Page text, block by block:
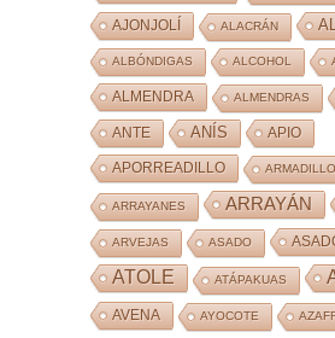
AJONJOLÍ ALACRÁN
ALBÓNDIGAS ALCOHOL
ALMENDRA ALMENDRAS
ANTE ANÍS APIO
APORREADILLO ARMADILLO
ARRAYANES ARRAYÁN
ARVEJAS ASADO
ATOLE ATÁPAKUAS
AVENA AYOCOTE